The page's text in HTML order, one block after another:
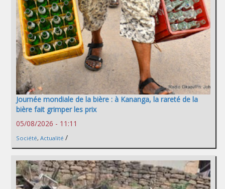
Journée mondiale de la bière : à Kananga, la rareté de la
bière fait grimper les prix
05/08/2026 - 11:11
Société, Actualité /